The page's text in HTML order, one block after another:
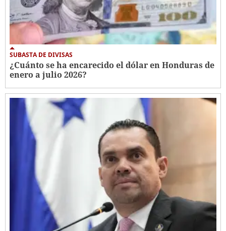
SUBASTA DE DIVISAS
¿Cuánto se ha encarecido el dólar en Honduras de
enero a julio 2026?